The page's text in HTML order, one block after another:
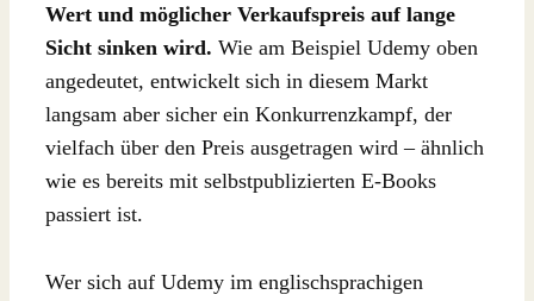
Wert und möglicher Verkaufspreis auf lange
Sicht sinken wird. Wie am Beispiel Udemy oben
angedeutet, entwickelt sich in diesem Markt
langsam aber sicher ein Konkurrenzkampf, der
vielfach über den Preis ausgetragen wird – ähnlich
wie es bereits mit selbstpublizierten E-Books
passiert ist.
Wer sich auf Udemy im englischsprachigen